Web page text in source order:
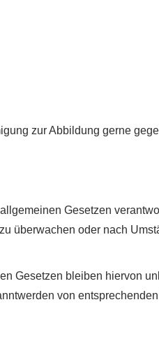
zur Abbildung gerne
Gesetzen
überwachen oder nach
Gesetzen bleiben hiervon
von